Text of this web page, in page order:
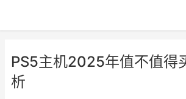
PS5主机2025年值不值得
析